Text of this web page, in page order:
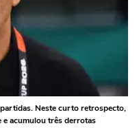
Neste curto retrospecto,
e acumulou três derrotas